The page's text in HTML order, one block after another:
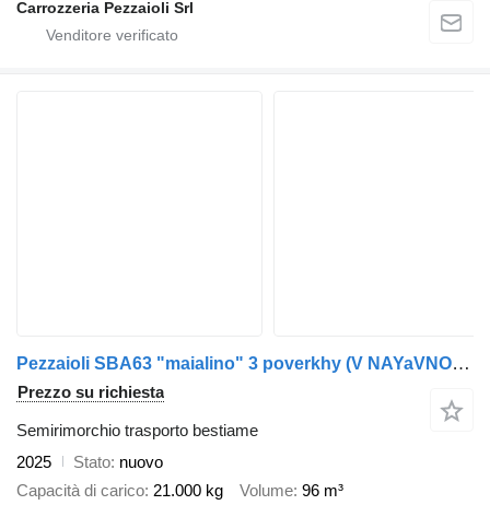
Carrozzeria Pezzaioli Srl
Pezzaioli SBA63 "maialino" 3 poverkhy (V NAYaVNOSTI v Ukraini))
Prezzo su richiesta
Semirimorchio trasporto bestiame
2025
Stato nuovo
Capacità di carico 21.000 kg Volume 96 m³